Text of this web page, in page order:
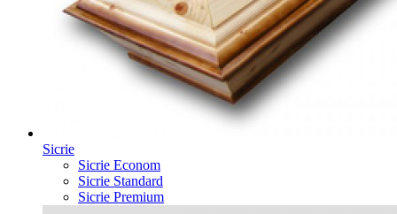
Sicrie
Sicrie Econom
Sicrie Standard
Sicrie Premium